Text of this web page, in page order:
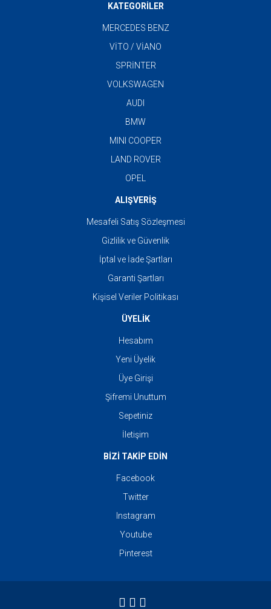
KATEGORİLER
MERCEDES BENZ
VİTO / VİANO
SPRİNTER
VOLKSWAGEN
AUDI
BMW
MINI COOPER
LAND ROVER
OPEL
ALIŞVERİŞ
Mesafeli Satış Sözleşmesi
Gizlilik ve Güvenlik
İptal ve İade Şartları
Garanti Şartları
Kişisel Veriler Politikası
ÜYELİK
Hesabım
Yeni Üyelik
Üye Girişi
Şifremi Unuttum
Sepetiniz
İletişim
BİZİ TAKİP EDİN
Facebook
Twitter
Instagram
Youtube
Pinterest